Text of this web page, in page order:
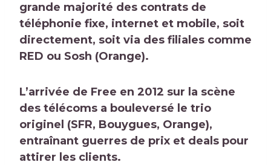
grande majorité des contrats de
téléphonie fixe, internet et mobile, soit
directement, soit via des filiales comme
RED ou Sosh (Orange).
L’arrivée de Free en 2012 sur la scène
des télécoms a bouleversé le trio
originel (SFR, Bouygues, Orange),
entraînant guerres de prix et deals pour
attirer les clients.